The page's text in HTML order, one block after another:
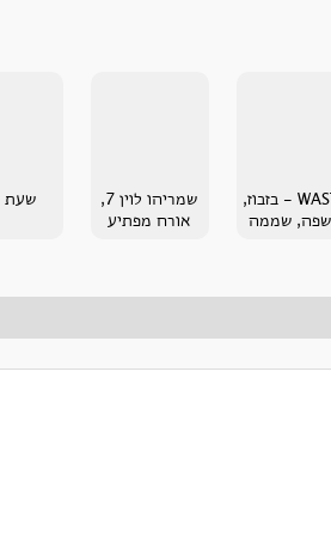
WASTE - בזבוז,
שממה
שמריהו לוין 7,
אורח מפתיע
שעת